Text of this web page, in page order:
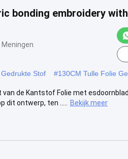
bonding embroidery
Meningen
Stof #130CM Tulle Folie
de Kantstof Folie met
dit ontwerp, ten .....
Bekijk meer